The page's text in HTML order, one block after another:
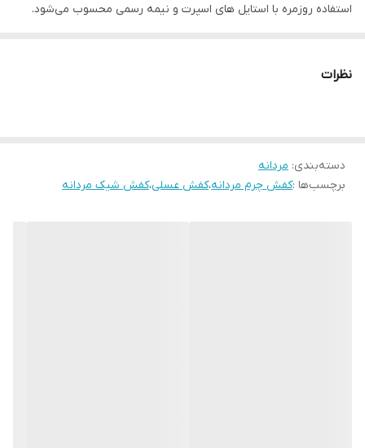
استفاده روزمره با استایل های اسپرت و نیمه رسمی محسوب می‌شود.
SP129TN
نظرات
دسته‌بندی: مردانه
برچسب‌ها :کفش چرم مردانه،کفش عسلی،کفش شیک مردانه